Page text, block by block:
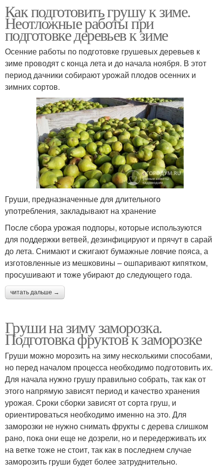
Зимние груши Варения из груши
Варения из целых груш Полезное варение
Прозрачное варение Варение из груши
Как подготовить грушу к зиме.
Неотложные работы при
подготовке деревьев к зиме
Осенние работы по подготовке грушевых деревьев к
зиме проводят с конца лета и до начала ноября. В этот
период дачники собирают урожай плодов осенних и
зимних сортов.
Груши, предназначенные для длительного
употребления, закладывают на хранение
После сбора урожая подпоры, которые используются
для поддержки ветвей, дезинфицируют и прячут в сарай
до лета. Снимают и сжигают бумажные ловчие пояса, а
изготовленные из мешковины – ошпаривают кипятком,
просушивают и тоже убирают до следующего года.
читать дальше →
Груши на зиму заморозка.
Подготовка фруктов к заморозке
Груши можно морозить на зиму несколькими способами,
но перед началом процесса необходимо подготовить их.
Для начала нужно грушу правильно собрать, так как от
этого напрямую зависят период и качество хранения
урожая. Сроки сборки зависят от сорта груш, и
ориентироваться необходимо именно на это. Для
заморозки не нужно снимать фрукты с дерева слишком
рано, пока они еще не дозрели, но и передерживать их
на ветке тоже не стоит, так как в последнем случае
заморозить груши будет более затруднительно.